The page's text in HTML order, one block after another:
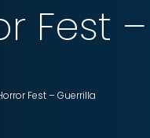
Fest
Fest – Guerrilla